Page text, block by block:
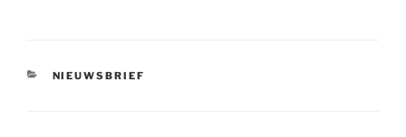
CATEGORIEËN
NIEUWSBRIEF